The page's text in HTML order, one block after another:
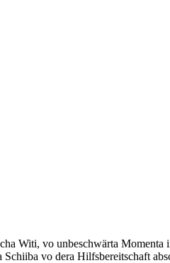
Witi, vo unbeschwärta Momenta
vo dera Hilfsbereitschaft